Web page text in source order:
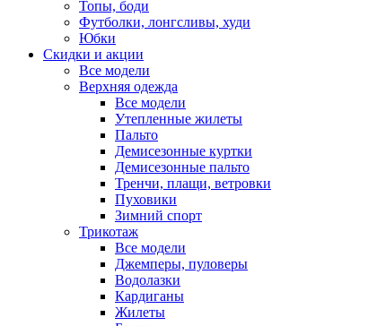
Топы, боди
Футболки, лонгсливы, худи
Юбки
Скидки и акции
Все модели
Верхняя одежда
Все модели
Утепленные жилеты
Пальто
Демисезонные куртки
Демисезонные пальто
Тренчи, плащи, ветровки
Пуховики
Зимний спорт
Трикотаж
Все модели
Джемперы, пуловеры
Водолазки
Кардиганы
Жилеты